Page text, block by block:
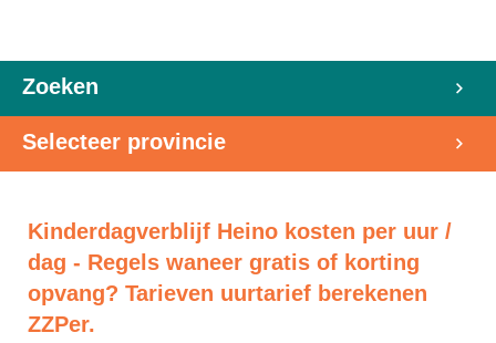
Zoeken
Selecteer provincie
Kinderdagverblijf Heino kosten per uur /
dag - Regels waneer gratis of korting
opvang? Tarieven uurtarief berekenen
ZZPer.